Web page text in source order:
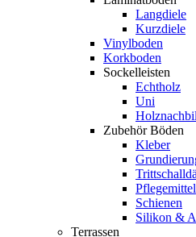
Langdiele
Kurzdiele
Vinylboden
Korkboden
Sockelleisten
Echtholz
Uni
Zubehör Böden
Kleber
Pflegemittel
Schienen
Silikon &
Terrassen